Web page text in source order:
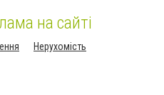
на сайті
Нерухомість